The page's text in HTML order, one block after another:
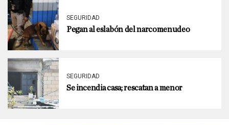
SEGURIDAD
Pegan al eslabón del narcomenudeo
SEGURIDAD
Se incendia casa; rescatan a menor